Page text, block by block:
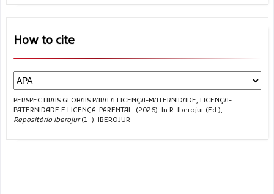
How to cite
PERSPECTIVAS GLOBAIS PARA A LICENÇA-MATERNIDADE, LICENÇA-
PATERNIDADE E LICENÇA-PARENTAL. (2026). In R. Iberojur (Ed.),
Repositório Iberojur(1–). IBEROJUR